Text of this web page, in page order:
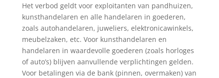
Het verbod geldt voor exploitanten van pandhuizen,
kunsthandelaren en alle handelaren in goederen,
zoals autohandelaren, juweliers, elektronicawinkels,
meubelzaken, etc. Voor kunsthandelaren en
handelaren in waardevolle goederen (zoals horloges
of auto’s) blijven aanvullende verplichtingen gelden.
Voor betalingen via de bank (pinnen, overmaken) van